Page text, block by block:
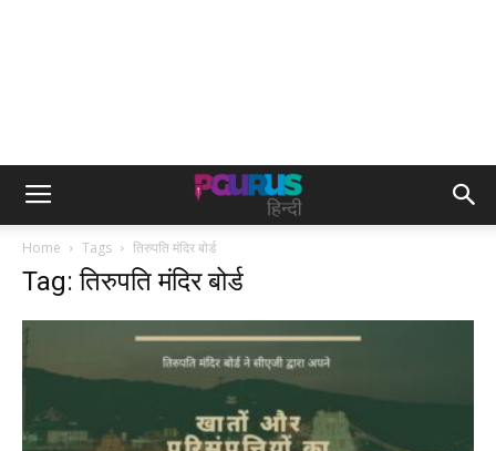
Home Tags तिरुपति मंदिर बोर्ड
Tag: तिरुपति मंदिर बोर्ड